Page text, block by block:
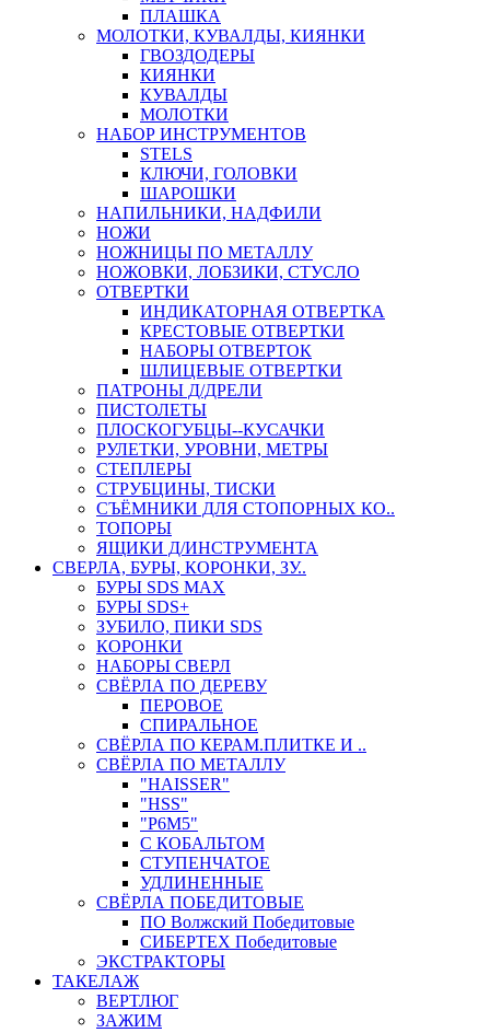
ПЛАШКА
МОЛОТКИ, КУВАЛДЫ, КИЯНКИ
ГВОЗДОДЕРЫ
КИЯНКИ
КУВАЛДЫ
МОЛОТКИ
НАБОР ИНСТРУМЕНТОВ
STELS
КЛЮЧИ, ГОЛОВКИ
ШАРОШКИ
НАПИЛЬНИКИ, НАДФИЛИ
НОЖИ
НОЖНИЦЫ ПО МЕТАЛЛУ
НОЖОВКИ, ЛОБЗИКИ, СТУСЛО
ОТВЕРТКИ
ИНДИКАТОРНАЯ ОТВЕРТКА
КРЕСТОВЫЕ ОТВЕРТКИ
НАБОРЫ ОТВЕРТОК
ШЛИЦЕВЫЕ ОТВЕРТКИ
ПАТРОНЫ Д/ДРЕЛИ
ПИСТОЛЕТЫ
ПЛОСКОГУБЦЫ--КУСАЧКИ
РУЛЕТКИ, УРОВНИ, МЕТРЫ
СТЕПЛЕРЫ
СТРУБЦИНЫ, ТИСКИ
СЪЁМНИКИ ДЛЯ СТОПОРНЫХ КО..
ТОПОРЫ
ЯЩИКИ Д/ИНСТРУМЕНТА
СВЕРЛА, БУРЫ, КОРОНКИ, ЗУ..
БУРЫ SDS MAX
БУРЫ SDS+
ЗУБИЛО, ПИКИ SDS
КОРОНКИ
НАБОРЫ СВЕРЛ
СВЁРЛА ПО ДЕРЕВУ
ПЕРОВОЕ
СПИРАЛЬНОЕ
СВЁРЛА ПО КЕРАМ.ПЛИТКЕ И ..
СВЁРЛА ПО МЕТАЛЛУ
"HAISSER"
"HSS"
"Р6М5"
С КОБАЛЬТОМ
СТУПЕНЧАТОЕ
УДЛИНЕННЫЕ
СВЁРЛА ПОБЕДИТОВЫЕ
ПО Волжский Победитовые
СИБЕРТЕХ Победитовые
ЭКСТРАКТОРЫ
ТАКЕЛАЖ
ВЕРТЛЮГ
ЗАЖИМ